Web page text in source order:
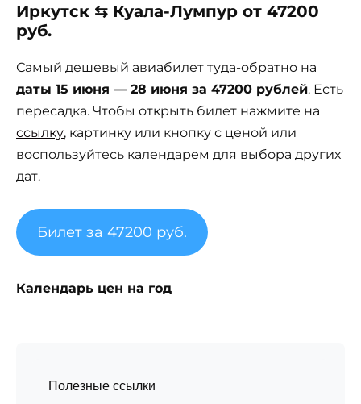
Иркутск ⇆ Куала-Лумпур от 47200
руб.
Самый дешевый авиабилет туда-обратно на
даты 15 июня — 28 июня за 47200 рублей. Есть
пересадка. Чтобы открыть билет нажмите на
ссылку, картинку или кнопку с ценой или
воспользуйтесь календарем для выбора других
дат.
Билет за 47200 руб.
Календарь цен на год
Полезные ссылки